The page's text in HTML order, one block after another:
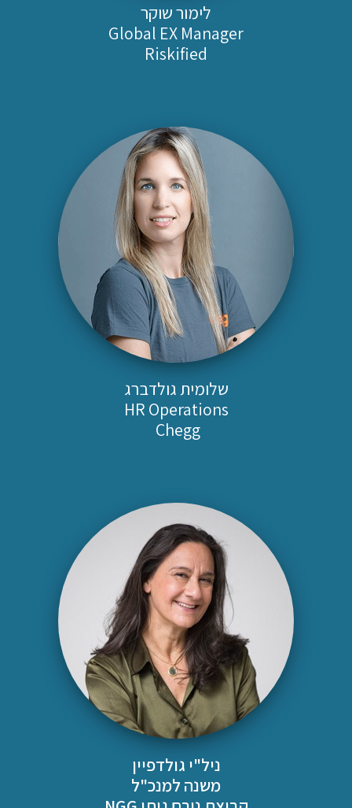
לימור שוקר
Global EX Manager
Riskified
שלומית גולדברג
HR Operations
Chegg
ניל"י גולדפיין
משנה למנכ"ל